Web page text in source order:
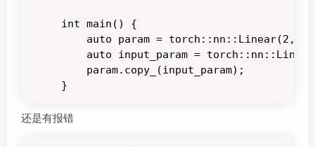
int main() {
auto param =
auto input_param =
    param.copy_(input_param);
}
还是有报错